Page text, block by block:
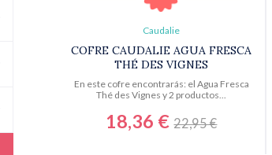
Caudalie
COFRE CAUDALIE AGUA FRESCA
THÉ DES VIGNES
En este cofre encontrarás: el Agua Fresca
Thé des Vignes y 2 productos...
18,36 €22,95 €